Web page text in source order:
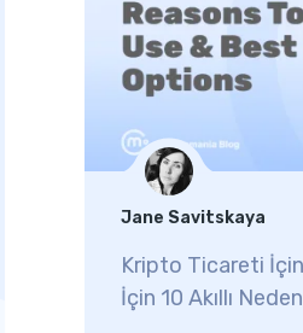
Jane Savitskaya
Kripto Ticareti
İçin 10 Akıllı Neden